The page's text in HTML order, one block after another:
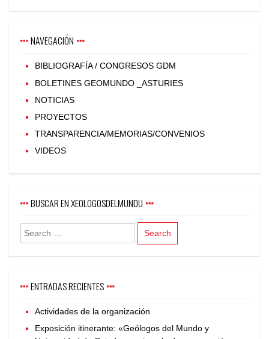
NAVEGACIÓN
BIBLIOGRAFÍA / CONGRESOS GDM
BOLETINES GEOMUNDO _ASTURIES
NOTICIAS
PROYECTOS
TRANSPARENCIA/MEMORIAS/CONVENIOS
VIDEOS
BUSCAR EN XEOLOGOSDELMUNDU
ENTRADAS RECIENTES
Actividades de la organización
Exposición itinerante: «Geólogos del Mundo y